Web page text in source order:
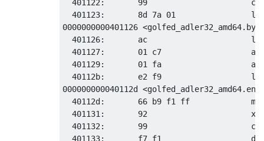
401122:       99
401123:       8d 7a 01
0000000000401126
401126:       ac
401127:       01 c7
401129:       01 fa
40112b:       e2 f9
000000000040112d
40112d:       66 b9 f1 ff
401131:       92
401132:       99
401133:       f7 f1